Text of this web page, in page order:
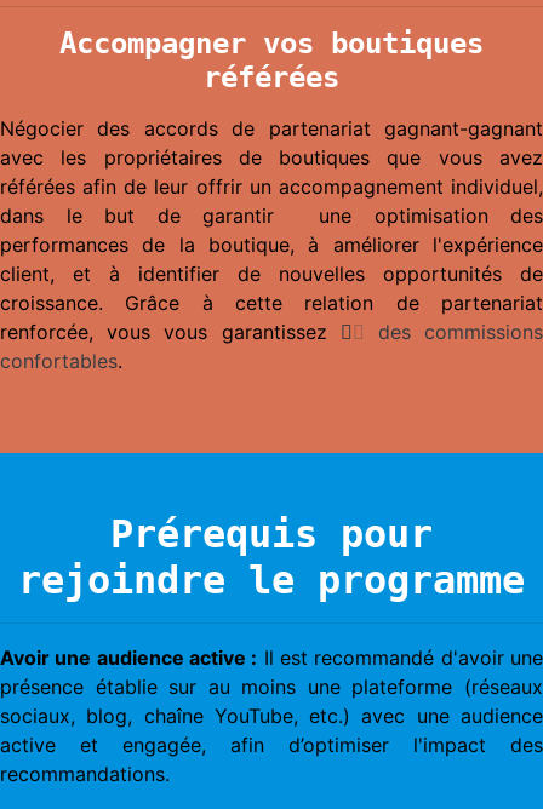
Accompagner vos boutiques
référées
Négocier des accords de partenariat gagnant-gagnant
avec les propriétaires de boutiques que vous avez
référées afin de leur offrir un accompagnement individuel,
dans le but de garantir une optimisation des
performances de la boutique, à améliorer l'expérience
client, et à identifier de nouvelles opportunités de
croissance. Grâce à cette relation de partenariat
renforcée, vous vous garantissez
des commissions
confortables.
Prérequis pour
rejoindre le programme
Avoir une audience active : Il est recommandé d'avoir une
présence établie sur au moins une plateforme (réseaux
sociaux, blog, chaîne YouTube, etc.) avec une audience
active et engagée, afin d’optimiser l'impact des
recommandations.